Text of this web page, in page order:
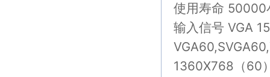
使用寿命 50000
输入信号 VGA
1360X768（60